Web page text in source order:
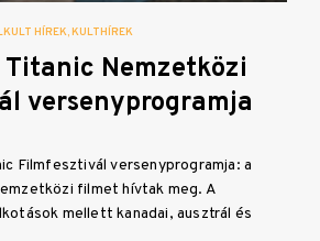
HÍREK KULTHÍREK
Titanic Nemzetközi
versenyprogramja
Filmfesztivál versenyprogramja: a
filmet hívtak meg. A
mellett kanadai, ausztrál és